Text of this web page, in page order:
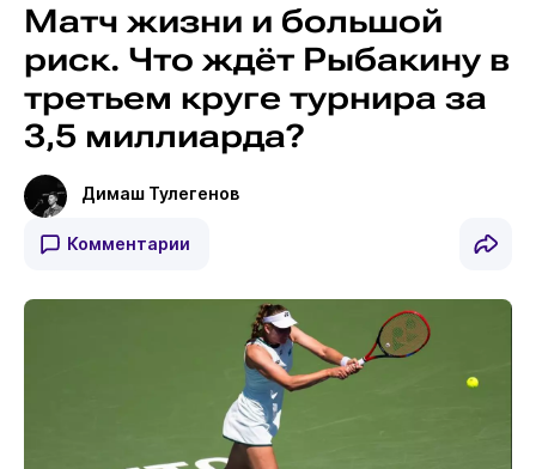
Матч жизни и большой
риск. Что ждёт Рыбакину в
третьем круге турнира за
3,5 миллиарда?
Димаш Тулегенов
Комментарии